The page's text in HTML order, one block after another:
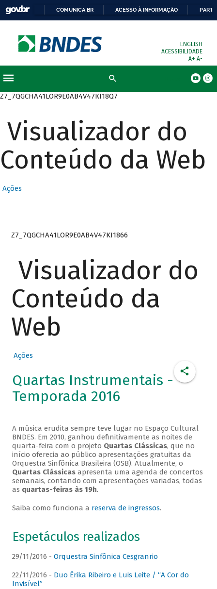
COMUNICA BR ACESSO À INFORMAÇÃO
ENGLISH
ACESSIBILIDADE
A+ A-
Z7_7QGCHA41LOR9E0AB4V47KI18Q7
Visualizador do
Conteúdo da Web
Ações
Z7_7QGCHA41LOR9E0AB4V47KI1866
Visualizador do
Conteúdo da
Web
Ações
Quartas Instrumentais -
Temporada 2016
A música erudita sempre teve lugar no Espaço Cultural
BNDES. Em 2010, ganhou definitivamente as noites de
quarta-feira com o projeto Quartas Clássicas, que no
início oferecia ao público apresentações gratuitas da
Orquestra Sinfônica Brasileira (OSB). Atualmente, o
Quartas Clássicasapresenta uma agenda de concertos
semanais, contando com apresentações variadas, todas
as quartas-feiras às 19h.
Saiba como funciona a reserva de ingressos.
Espetáculos realizados
29/11/2016 - Orquestra Sinfônica Cesgranrio
22/11/2016 - Duo Érika Ribeiro e Luis Leite / “A Cor do
Invisível”